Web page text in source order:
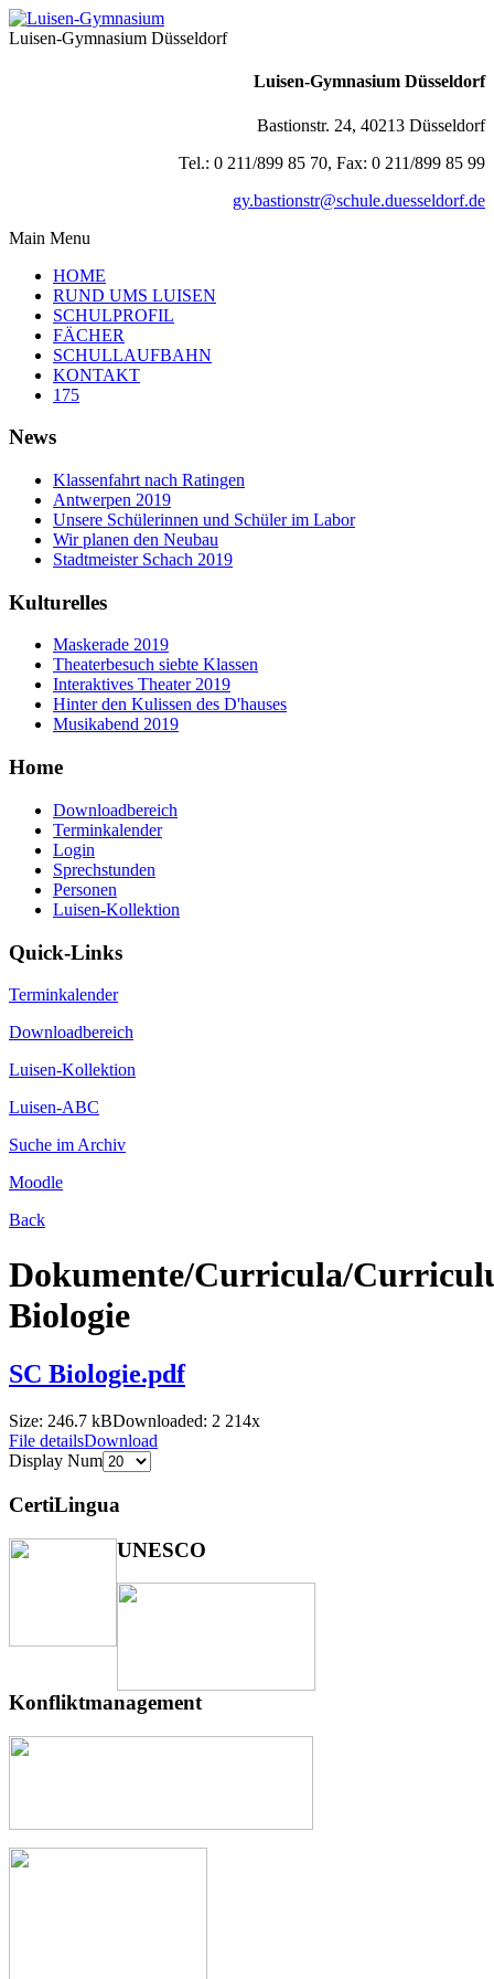
Luisen-Gymnasium Düsseldorf
Luisen-Gymnasium Düsseldorf
Bastionstr. 24, 40213 Düsseldorf
Tel.: 0 211/899 85 70, Fax: 0 211/899 85 99
gy.bastionstr@schule.duesseldorf.de
Main Menu
HOME
RUND UMS LUISEN
SCHULPROFIL
FÄCHER
SCHULLAUFBAHN
KONTAKT
175
News
Klassenfahrt nach Ratingen
Antwerpen 2019
Unsere Schülerinnen und Schüler im Labor
Wir planen den Neubau
Stadtmeister Schach 2019
Kulturelles
Maskerade 2019
Theaterbesuch siebte Klassen
Interaktives Theater 2019
Hinter den Kulissen des D'hauses
Musikabend 2019
Home
Downloadbereich
Terminkalender
Login
Sprechstunden
Personen
Luisen-Kollektion
Quick-Links
Terminkalender
Downloadbereich
Luisen-Kollektion
Luisen-ABC
Suche im Archiv
Moodle
Back
Dokumente/Curricula/
Biologie
SC Biologie.pdf
Size: 246.7 kBDownloaded: 2 214x
File detailsDownload
Display Num
CertiLingua
UNESCO
Konfliktmanagement